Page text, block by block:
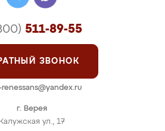
г. Верея
Калужская ул., 17
511-89-55
ЗВОНОК